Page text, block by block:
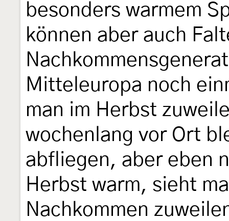
besonders warmem
können aber auch
Mitteleuropa noch
man im Herbst
wochenlang vor Ort
abfliegen, aber eben
Herbst warm, sieht
Nachkommen